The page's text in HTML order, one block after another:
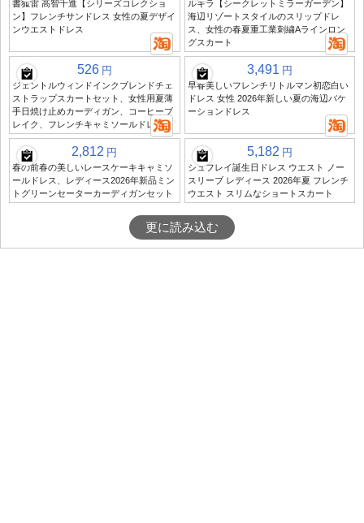
書狐雷 高智千進【シリーズコレクショ
ン】フレンチサンドレス 女性の夏デザイ
ンウエストドレス
ルキラ【シークレットミラーガーデン】
海辺リゾートスタイルのスリップドレ
ス、女性の春夏重工業刺繍Aラインロン
グスカート
526 円
ジェントルウィンドインクブレンドチェ
ストラップスカートセット、女性用夏薄
手日焼け止めカーディガン、コーヒーブ
レイク、フレンチキャミソールドレス
3,491 円
早春美しいフレンチリトルマン初恋白い
ドレス 女性 2026年新しい夏の海辺バケ
ーションドレス
2,812 円
春の前春の美しいレースケーキキャミソ
ールドレス、レディース2026年新品ミン
トグリーンセーターカーディガンセット
5,182 円
シュフレイ誕生日ドレス ウエスト ノー
スリーブ レディース 2026年夏 フレンチ
ウエスト スリムなショートスカート
更に読み込む